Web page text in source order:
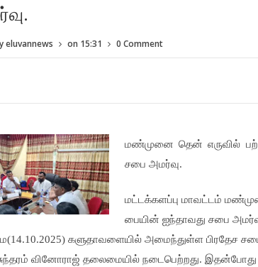
eluvannews on 15:31 0 Comment
மண்முனை தென் எருவில்
சபை அமர்வு.
மட்டக்களப்பு மாவட்டம்
பையின் ஐந்தாவது சபை
களுதாவளையில் அமைந்துள்ள பிரதேச
வினோராஜ் தலைமையில் நடைபெற்றது. இதன்போது